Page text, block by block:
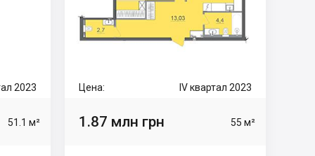
2023
51.1 м²
Цена: IV квартал 2023
1.87 млн грн 55 м²